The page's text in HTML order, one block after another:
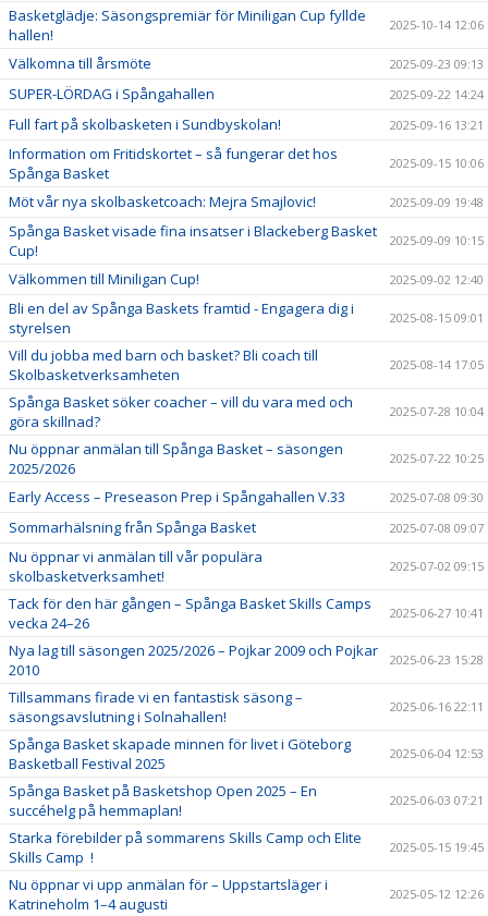
Basketglädje: Säsongspremiär för Miniligan Cup fyllde
hallen!
2025-10-14 12:06
Välkomna till årsmöte 2025-09-23 09:13
SUPER-LÖRDAG i Spångahallen 2025-09-22 14:24
Full fart på skolbasketen i Sundbyskolan! 2025-09-16 13:21
Information om Fritidskortet – så fungerar det hos
Spånga Basket
2025-09-15 10:06
Möt vår nya skolbasketcoach: Mejra Smajlovic! 2025-09-09 19:48
Spånga Basket visade fina insatser i Blackeberg Basket
Cup!
2025-09-09 10:15
Välkommen till Miniligan Cup! 2025-09-02 12:40
Bli en del av Spånga Baskets framtid - Engagera dig i
styrelsen
2025-08-15 09:01
Vill du jobba med barn och basket? Bli coach till
Skolbasketverksamheten
2025-08-14 17:05
Spånga Basket söker coacher – vill du vara med och
göra skillnad?
2025-07-28 10:04
Nu öppnar anmälan till Spånga Basket – säsongen
2025/2026
2025-07-22 10:25
Early Access – Preseason Prep i Spångahallen V.33 2025-07-08 09:30
Sommarhälsning från Spånga Basket 2025-07-08 09:07
Nu öppnar vi anmälan till vår populära
skolbasketverksamhet!
2025-07-02 09:15
Tack för den här gången – Spånga Basket Skills Camps
vecka 24–26
2025-06-27 10:41
Nya lag till säsongen 2025/2026 – Pojkar 2009 och Pojkar
2010
2025-06-23 15:28
Tillsammans firade vi en fantastisk säsong –
säsongsavslutning i Solnahallen!
2025-06-16 22:11
Spånga Basket skapade minnen för livet i Göteborg
Basketball Festival 2025
2025-06-04 12:53
Spånga Basket på Basketshop Open 2025 – En
succéhelg på hemmaplan!
2025-06-03 07:21
Starka förebilder på sommarens Skills Camp och Elite
Skills Camp !
2025-05-15 19:45
Nu öppnar vi upp anmälan för – Uppstartsläger i
Katrineholm 1–4 augusti
2025-05-12 12:26